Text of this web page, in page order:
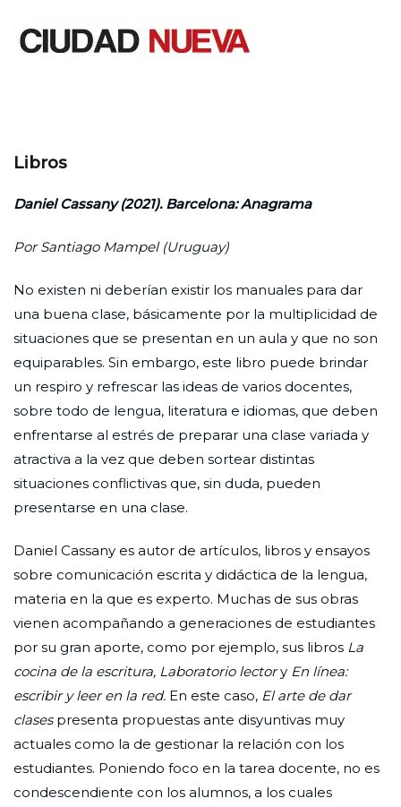
Libros
Daniel Cassany (2021). Barcelona: Anagrama
Por Santiago Mampel (Uruguay)
No existen ni deberían existir los manuales para dar
una buena clase, básicamente por la multiplicidad de
situaciones que se presentan en un aula y que no son
equiparables. Sin embargo, este libro puede brindar
un respiro y refrescar las ideas de varios docentes,
sobre todo de lengua, literatura e idiomas, que deben
enfrentarse al estrés de preparar una clase variada y
atractiva a la vez que deben sortear distintas
situaciones conflictivas que, sin duda, pueden
presentarse en una clase.
Daniel Cassany es autor de artículos, libros y ensayos
sobre comunicación escrita y didáctica de la lengua,
materia en la que es experto. Muchas de sus obras
vienen acompañando a generaciones de estudiantes
por su gran aporte, como por ejemplo, sus libros La
cocina de la escritura, Laboratorio lectory En línea:
escribir y leer en la red. En este caso, El arte de dar
clasespresenta propuestas ante disyuntivas muy
actuales como la de gestionar la relación con los
estudiantes. Poniendo foco en la tarea docente, no es
condescendiente con los alumnos, a los cuales